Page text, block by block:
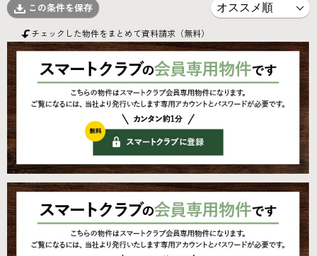
この条件を保存
チェックした物件をまとめて資料請求（無料）